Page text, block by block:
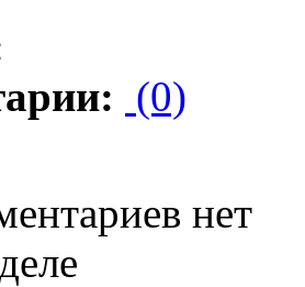
(0)
нет